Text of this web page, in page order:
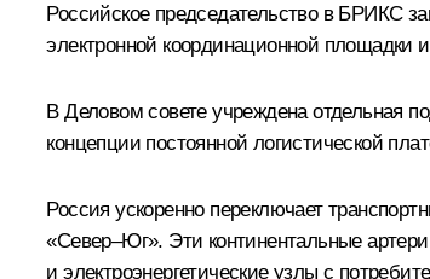
Российское председательство в БРИКС
электронной координационной
В Деловом совете учреждена отдельная
концепции постоянной логистической
Россия ускоренно переключает
«Север–Юг». Эти континентальные
и электроэнергетические узлы с